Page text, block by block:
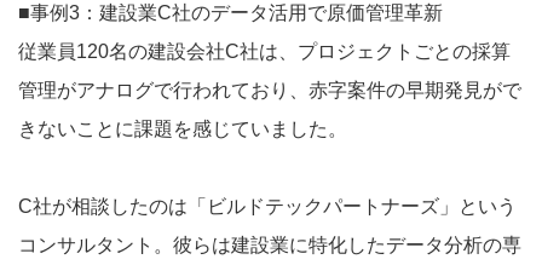
■事例3：建設業C社のデータ活用で原価管理革新
従業員120名の建設会社C社は、プロジェクトごとの採算
管理がアナログで行われており、赤字案件の早期発見がで
きないことに課題を感じていました。
C社が相談したのは「ビルドテックパートナーズ」という
コンサルタント。彼らは建設業に特化したデータ分析の専